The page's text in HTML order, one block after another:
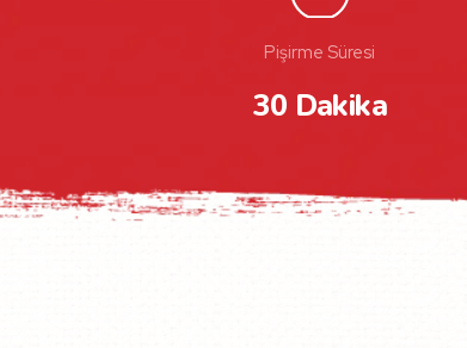
Pişirme Süresi
30 Dakika